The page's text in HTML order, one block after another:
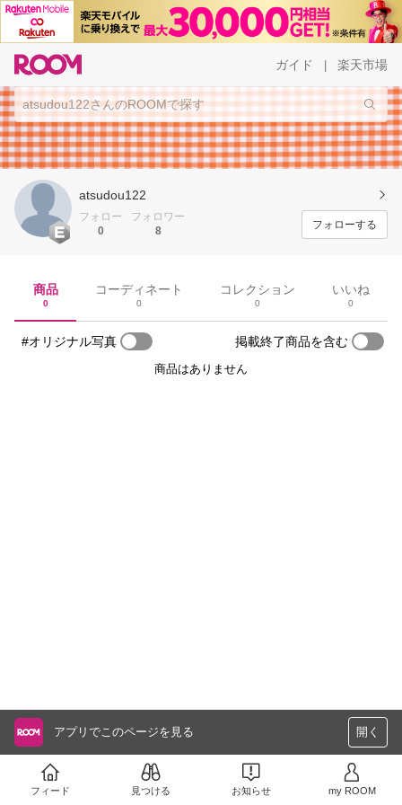
ガイド 楽天市場
atsudou122
フォロー
0
フォロワー
8
フォローする
商品
0
コーディネート
0
コレクション
0
いいね
0
#オリジナル写真 掲載終了商品を含む
商品はありません
アプリでこのページを見る 開く
フィード 見つける お知らせ my ROOM